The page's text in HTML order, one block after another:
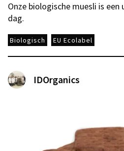
Onze biologische muesli is
dag.
Biologisch EU Ecolabel
IDOrganics